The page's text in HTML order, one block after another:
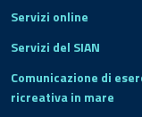
Servizi online
Servizi del SIAN
Comunicazione di
ricreativa in mare